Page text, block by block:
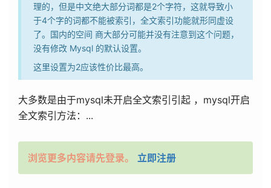
理的，但是中文绝大部分词都是2个字符，这就导致小
于4个字的词都不能被索引，全文索引功能就形同虚设
了。国内的空间 商大部分可能并没有注意到这个问题，
没有修改 Mysql 的默认设置。
这里设置为2应该性价比最高。
大多数是由于mysql未开启全文索引引起 ，mysql开启
全文索引方法：...
浏览更多内容请先登录。 立即注册